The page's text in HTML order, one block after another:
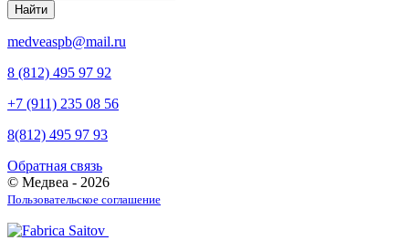
medveaspb@mail.ru
8 (812) 495 97 92
+7 (911) 235 08 56
8(812) 495 97 93
Обратная связь
© Медвеа - 2026
Пользовательское соглашение